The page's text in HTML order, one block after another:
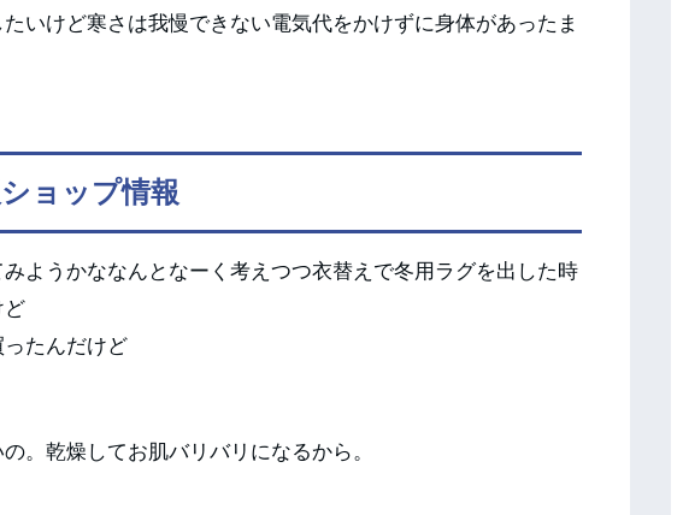
いけど寒さは我慢できない電気代をかけずに身体があったま
ョップ情報
ようかななんとなーく考えつつ衣替えで冬用ラグを出した時
ど
ったんだけど
。乾燥してお肌バリバリになるから。